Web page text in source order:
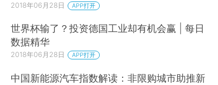
2018年06月28日 APP打开
世界杯输了？投资德国工业却有机会赢 | 每日
数据精华
2018年06月28日 APP打开
中国新能源汽车指数解读：非限购城市助推新